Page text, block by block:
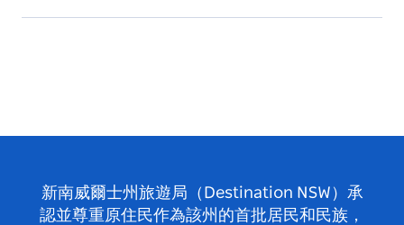
新南威爾士州旅遊局（Destination NSW）承
認並尊重原住民作為該州的首批居民和民族，